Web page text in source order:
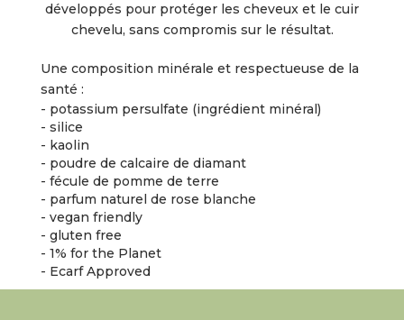
développés pour protéger les cheveux et le cuir
chevelu, sans compromis sur le résultat.
Une composition minérale et respectueuse de la
santé :
- potassium persulfate (ingrédient minéral)
- silice
- kaolin
- poudre de calcaire de diamant
- fécule de pomme de terre
- parfum naturel de rose blanche
- vegan friendly
- gluten free
- 1% for the Planet
- Ecarf Approved